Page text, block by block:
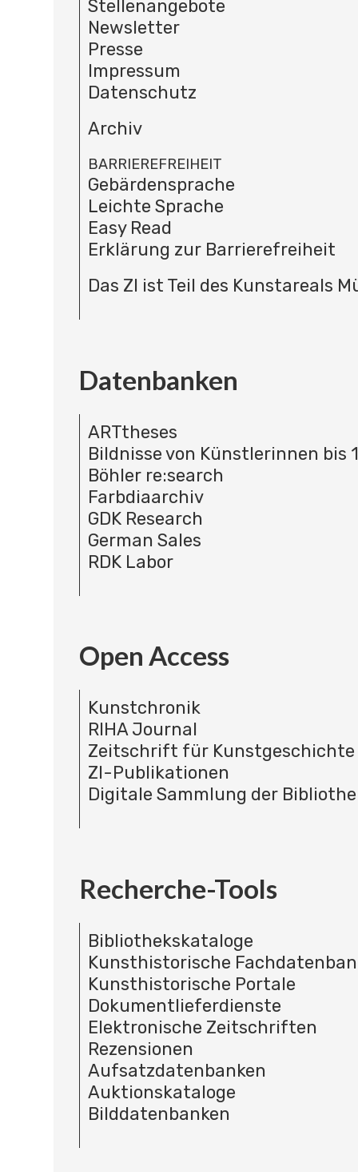
Stellenangebote
Newsletter
Presse
Impressum
Datenschutz
Archiv
BARRIEREFREIHEIT
Gebärdensprache
Leichte Sprache
Easy Read
Erklärung zur Barrierefreiheit
Das ZI ist Teil des Kunstareals
Datenbanken
ARTtheses
Bildnisse von Künstlerinnen bis
Böhler re:search
Farbdiaarchiv
GDK Research
German Sales
RDK Labor
Open Access
Kunstchronik
RIHA Journal
Zeitschrift für Kunstgeschichte
ZI-Publikationen
Digitale Sammlung der
Recherche-Tools
Bibliothekskataloge
Kunsthistorische
Kunsthistorische Portale
Dokumentlieferdienste
Elektronische Zeitschriften
Rezensionen
Aufsatzdatenbanken
Auktionskataloge
Bilddatenbanken